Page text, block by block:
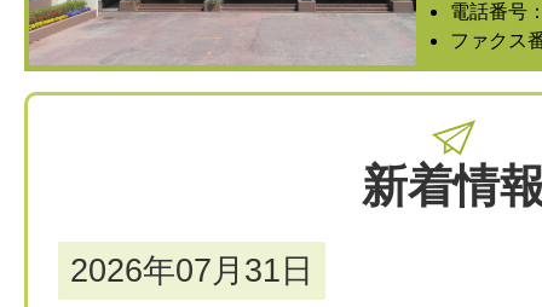
電話番号
ファクス
新着情
2026年07月31日